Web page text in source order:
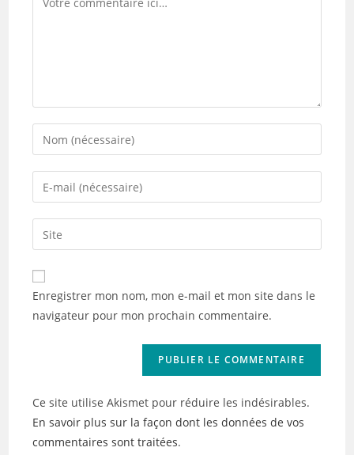
Enter
your
name
comment
Enter
your
email
address
comment
Saisir
l’URL
de
votre
(facultatif)
Enregistrer mon nom, mon e-mail et mon site dans le
navigateur pour mon prochain commentaire.
Ce site utilise Akismet pour réduire les indésirables.
En savoir plus sur la façon dont les données de vos
commentaires sont traitées.